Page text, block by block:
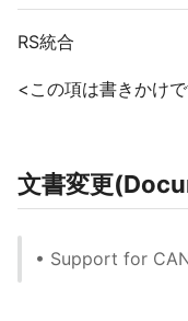
RS統合
<この項は書きかけ
文書変更
• Support for